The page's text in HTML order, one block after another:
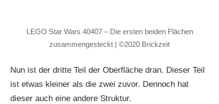
LEGO Star Wars 40407 – Die ersten beiden Flächen
zusammengesteckt | ©2020 Brickzeit
Nun ist der dritte Teil der Oberfläche dran. Dieser Teil
ist etwas kleiner als die zwei zuvor. Dennoch hat
dieser auch eine andere Struktur.